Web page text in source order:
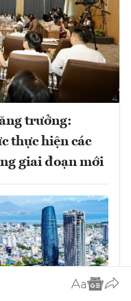
trưởng:
thực hiện các
giai đoạn mới